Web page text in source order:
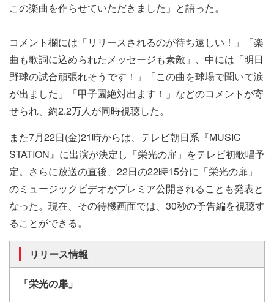
この楽曲を作らせていただきました」と語った。
コメント欄には「リリースされるのが待ち遠しい！」「楽
曲も歌詞に込められたメッセージも素敵」、中には「明日
野球の試合頑張れそうです！」「この曲を球場で聞いて涙
が出ました」「甲子園絶対出ます！」などのコメントが寄
せられ、約2.2万人が同時視聴した。
また7月22日(金)21時からは、テレビ朝日系『MUSIC
STATION』に出演が決定し「栄光の扉」をテレビ初歌唱予
定。さらに放送の直後、22日の22時15分に「栄光の扉」
のミュージックビデオがプレミア公開されることも発表と
なった。現在、その待機画面では、30秒の予告編を視聴す
ることができる。
リリース情報
「栄光の扉」